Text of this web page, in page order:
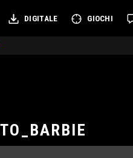
DIGITALE GIOCHI